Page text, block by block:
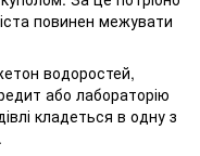
повинен межувати
водоростей,
або лабораторію
кладеться в одну з